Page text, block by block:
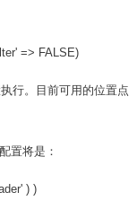
=> FALSE)
行。目前可用的位置点
置将是：
) )